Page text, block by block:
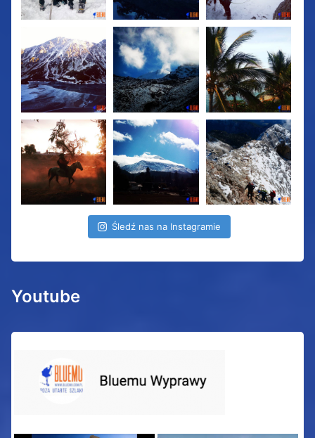
Śledź nas na Instagramie
Youtube